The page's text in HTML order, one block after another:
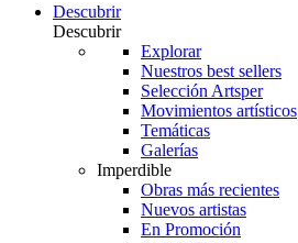
Descubrir
Descubrir
Explorar
Nuestros best sellers
Selección Artsper
Movimientos artísticos
Temáticas
Galerías
Imperdible
Obras más recientes
Nuevos artistas
En Promoción